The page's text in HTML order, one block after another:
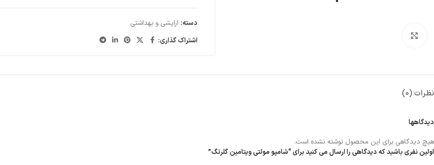
دسته: ارایشی و بهداشتی
اشتراک گذاری:
نظرات (0)
دیدگاهها
هیچ دیدگاهی برای این محصول نوشته نشده است.
اولین نفری باشید که دیدگاهی را ارسال می کنید برای “شامپو مولتی ویتامین گلرنگ”